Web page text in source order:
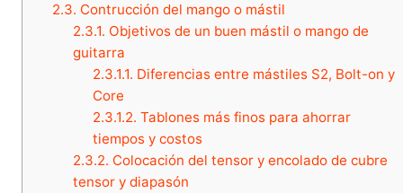
2.3. Contrucción del mango o mástil
2.3.1. Objetivos de un buen mástil o mango de
guitarra
2.3.1.1. Diferencias entre mástiles S2, Bolt-on y
Core
2.3.1.2. Tablones más finos para ahorrar
tiempos y costos
2.3.2. Colocación del tensor y encolado de cubre
tensor y diapasón